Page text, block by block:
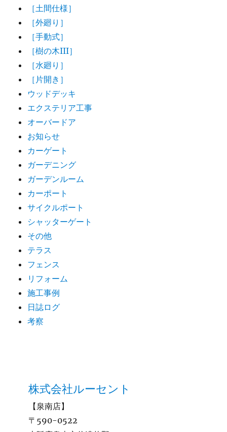
［土間仕様］
［外廻り］
［手動式］
［樹の木III］
［水廻り］
［片開き］
ウッドデッキ
エクステリア工事
オーバードア
お知らせ
カーゲート
ガーデニング
ガーデンルーム
カーポート
サイクルポート
シャッターゲート
その他
テラス
フェンス
リフォーム
施工事例
日誌ログ
考察
株式会社ルーセント
【泉南店】
〒590-0522